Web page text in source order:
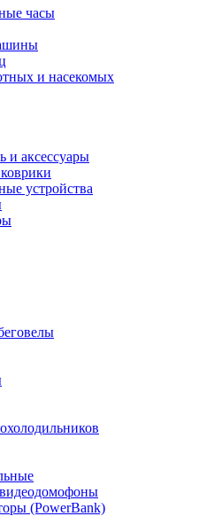
часы
и насекомых
и аксессуары
устройства
(PowerBank)